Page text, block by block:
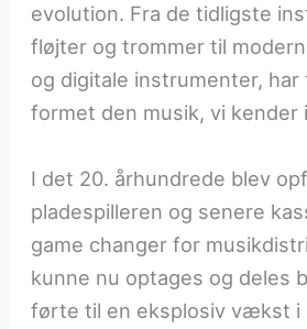
evolution. Fra de tidligste
fløjter og trommer til
og digitale instrumenter, har
formet den musik, vi kender
I det 20. århundrede blev
pladespilleren og senere
game changer for
kunne nu optages og deles
førte til en eksplosiv vækst i